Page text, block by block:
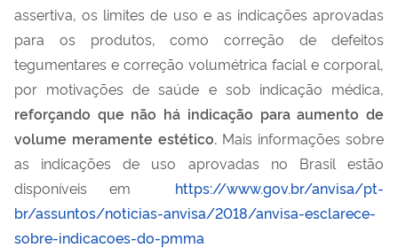
assertiva, os limites de uso e as indicações aprovadas
para os produtos, como correção de defeitos
tegumentares e correção volumétrica facial e corporal,
por motivações de saúde e sob indicação médica,
reforçando que não há indicação para aumento de
volume meramente estético. Mais informações sobre
as indicações de uso aprovadas no Brasil estão
disponíveis em https://www.gov.br/anvisa/pt-
br/assuntos/noticias-anvisa/2018/anvisa-esclarece-
sobre-indicacoes-do-pmma